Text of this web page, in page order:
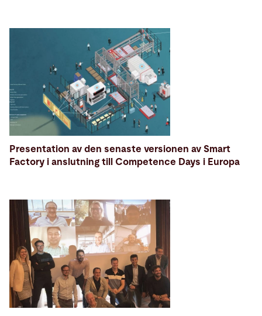
Presentation av den senaste versionen av Smart
Factory i anslutning till Competence Days i Europa